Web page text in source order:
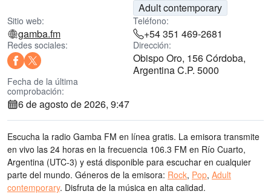
Adult contemporary
Sitio web:
gamba.fm
Teléfono:
+54 351 469-2681
Redes sociales: Dirección:
Obispo Oro, 156 Córdoba,
Argentina C.P. 5000
Fecha de la última
comprobación:
6 de agosto de 2026, 9:47
Escucha la radio Gamba FM en línea gratis. La emisora transmite
en vivo las 24 horas en la frecuencia 106.3 FM en Río Cuarto,
Argentina (UTC-3) y está disponible para escuchar en cualquier
parte del mundo. Géneros de la emisora: Rock, Pop, Adult
contemporary. Disfruta de la música en alta calidad.